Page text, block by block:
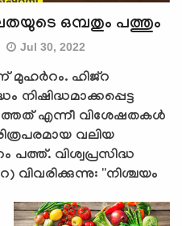
ഒമ്പതും പത്തും
Jul 30, 2022
മുഹര്‍റം. ഹിജ്‌റ
നിഷിദ്ധമാക്കപ്പെട്ട
എന്നീ വിശേഷതകള്‍
വലിയ
പത്ത്. വിശ്വപ്രസിദ്ധ
വിവരിക്കുന്നു: ''നിശ്ചയം